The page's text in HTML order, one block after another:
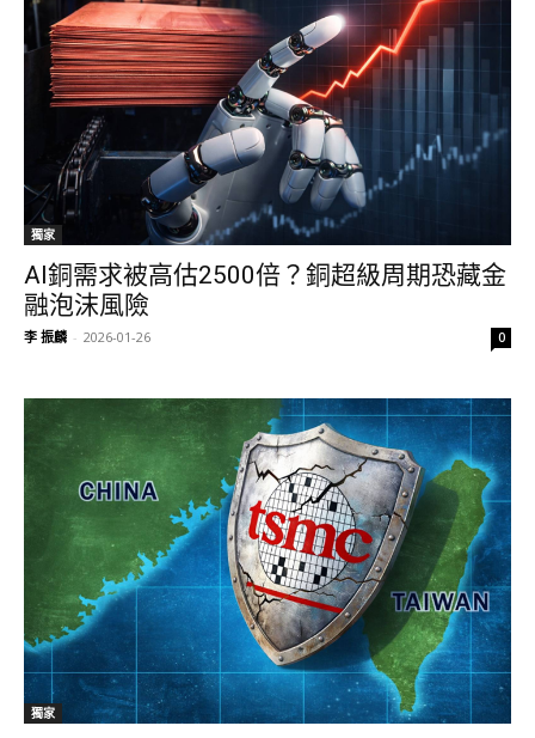
獨家
AI銅需求被高估2500倍？銅超級周期恐藏金
融泡沫風險
李 振麟 - 2026-01-26 0
獨家